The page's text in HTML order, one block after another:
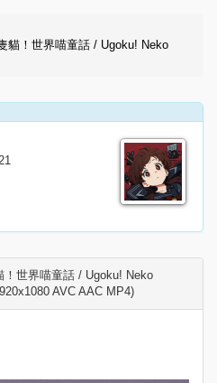
貓！世界喵童話 / Ugoku! Neko
世界喵童話 / Ugoku! Neko
AVC AAC MP4)